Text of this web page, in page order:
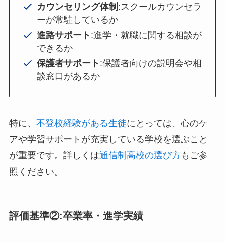
カウンセリング体制 :スクールカウンセラ
ーが常駐しているか
進路サポート :進学・就職に関する相談が
できるか
保護者サポート :保護者向けの説明会や相
談窓口があるか
特に、 不登校経験がある生徒にとっては、心のケ
アや学習サポートが充実している学校を選ぶこと
が重要です。詳しくは通信制高校の選び方もご参
照ください。
評価基準②:卒業率・進学実績